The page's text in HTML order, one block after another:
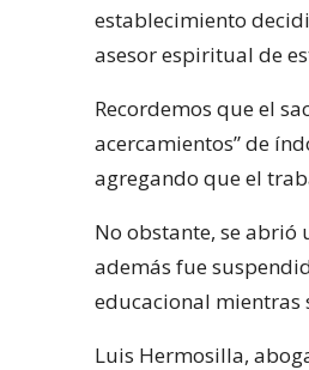
establecimiento
asesor espiritual de
Recordemos que el
acercamientos” de
agregando que el
No obstante, se abrió
además fue
educacional
Luis Hermosilla,